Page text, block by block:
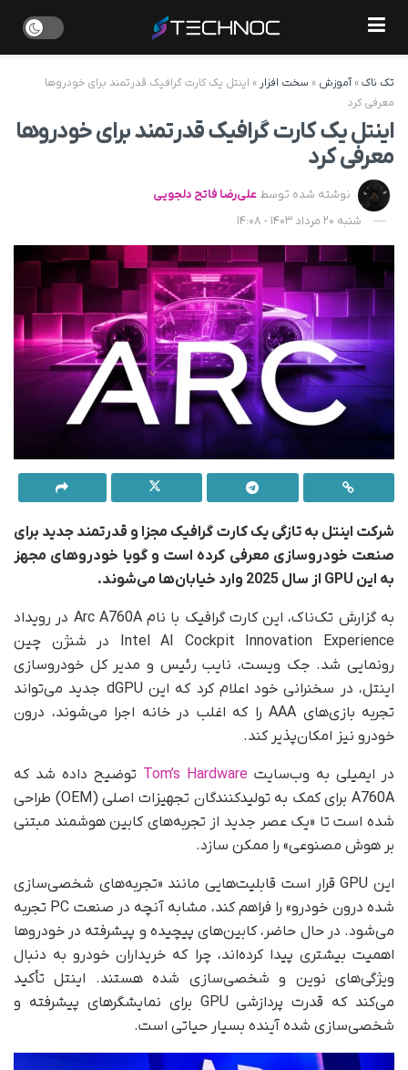
تک ناک»آموزش » سخت افزار » اینتل یک کارت گرافیک قدرتمند برای خودروها
معرفی کرد
اینتل یک کارت گرافیک قدرتمند برای خودروها
معرفی کرد
نوشته شده توسط علی‌رضا فاتح دلجویی
شنبه 20 مرداد 1403 - 14:08
شرکت اینتل به تازگی یک کارت گرافیک مجزا و قدرتمند جدید برای
صنعت خودروسازی معرفی کرده است و گویا خودروهای مجهز
به این GPU از سال 2025 وارد خیابان‌ها می‌شوند.
به گزارش تک‌ناک، این کارت گرافیک با نام Arc A760A در رویداد
Intel AI Cockpit Innovation Experience در شنژن چین
رونمایی شد. جک ویست، نایب رئیس و مدیر کل خودروسازی
اینتل، در سخنرانی خود اعلام کرد که این dGPU جدید می‌تواند
تجربه بازی‌های AAA را که اغلب در خانه اجرا می‌شوند، درون
خودرو نیز امکان‌پذیر کند.
در ایمیلی به وب‌سایت Tom’s Hardware توضیح داده شد که
A760A برای کمک به تولیدکنندگان تجهیزات اصلی (OEM) طراحی
شده است تا «یک عصر جدید از تجربه‌های کابین هوشمند مبتنی
بر هوش مصنوعی» را ممکن سازد.
این GPU قرار است قابلیت‌هایی مانند «تجربه‌های شخصی‌سازی
شده درون خودرو» را فراهم کند، مشابه آنچه در صنعت PC تجربه
می‌شود. در حال حاضر، کابین‌های پیچیده و پیشرفته در خودروها
اهمیت بیشتری پیدا کرده‌اند، چرا که خریداران خودرو به دنبال
ویژگی‌های نوین و شخصی‌سازی شده هستند. اینتل تأکید
می‌کند که قدرت پردازشی GPU برای نمایشگرهای پیشرفته و
شخصی‌سازی شده آینده بسیار حیاتی است.